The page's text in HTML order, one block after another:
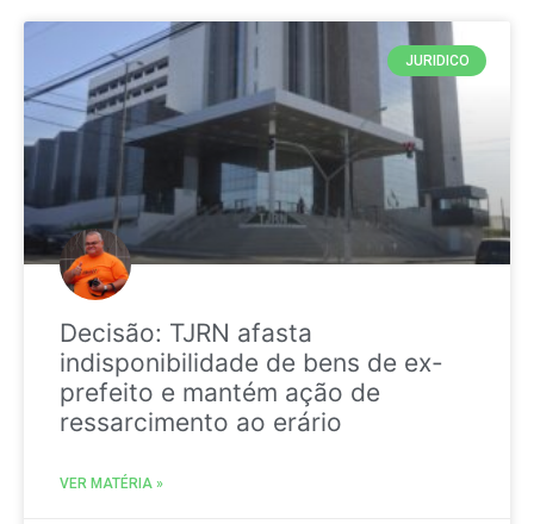
JURIDICO
Decisão: TJRN afasta
indisponibilidade de bens de ex-
prefeito e mantém ação de
ressarcimento ao erário
VER MATÉRIA »